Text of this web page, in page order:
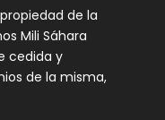
de la
Mili Sáhara
cedida y
de la misma,